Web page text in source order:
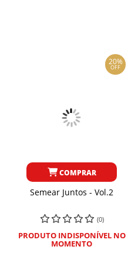
20%
OFF
COMPRAR
Semear Juntos - Vol.2
(0)
PRODUTO INDISPONÍVEL NO
MOMENTO